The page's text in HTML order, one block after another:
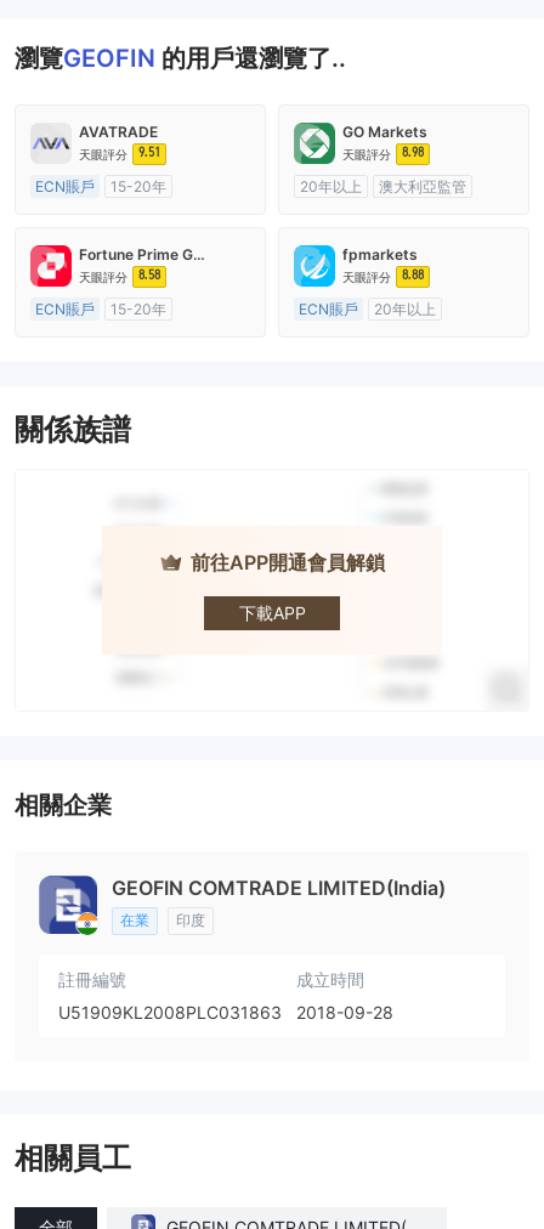
瀏覽GEOFIN 的用戶還瀏覽了..
AVATRADE
天眼評分 9.51
ECN賬戶
15-20年
主標MT4
GO Markets
天眼評分 8.98
20年以上
澳大利亞監管
Fortune Prime Global
天眼評分 8.58
ECN賬戶
15-20年
fpmarkets
天眼評分 8.88
ECN賬戶
20年以上
關係族譜
前往APP開通會員解鎖
下載APP
相關企業
GEOFIN COMTRADE LIMITED(India)
在業 印度
註冊編號
U51909KL2008PLC031863
成立時間
2018-09-28
相關員工